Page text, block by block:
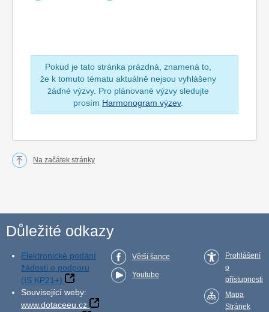
Pokud je tato stránka prázdná, znamená to,
že k tomuto tématu aktuálně nejsou vyhlášeny
žádné výzvy. Pro plánované výzvy sledujte
prosím Harmonogram výzev.
Na začátek stránky
Důležité odkazy
Elektronické podání
žádosti o podporu
(IS KP21+)
Související weby:
www.dotaceeu.cz
Větší šance
Youtube
Prohlášení
o
přístupnosti
Mapa
Stránek